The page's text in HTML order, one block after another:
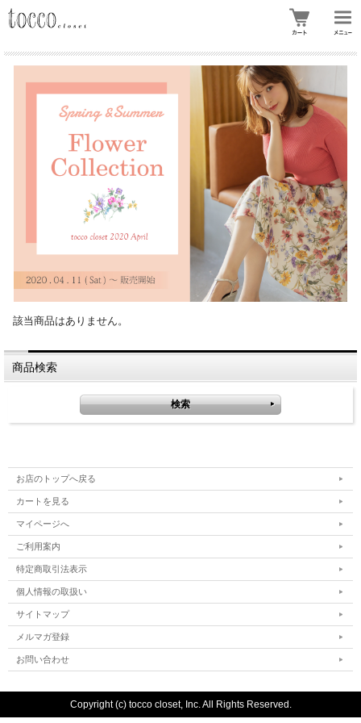
該当商品はありません。
商品検索
お店のトップへ戻る
カートを見る
マイページへ
ご利用案内
特定商取引法表示
個人情報の取扱い
サイトマップ
メルマガ登録
お問い合わせ
Copyright (c) tocco closet, Inc. All Rights Reserved.